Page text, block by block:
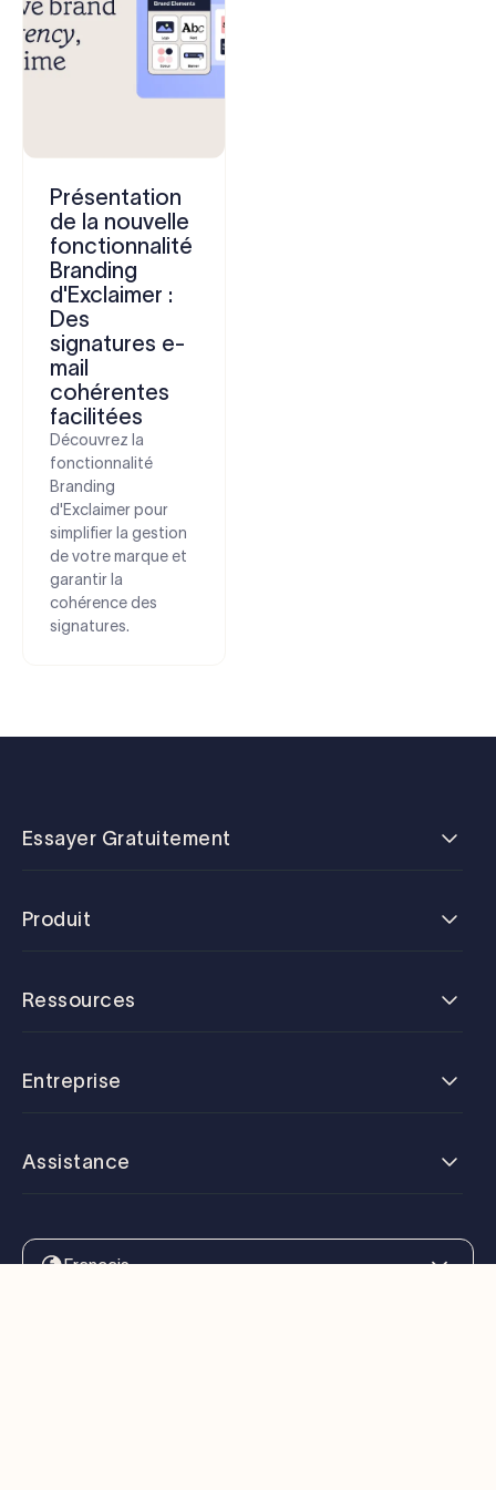
Présentation
de la nouvelle
fonctionnalité
Branding
d'Exclaimer :
Des
signatures e-
mail
cohérentes
facilitées
Découvrez la
fonctionnalité
Branding
d'Exclaimer pour
simplifier la gestion
de votre marque et
garantir la
cohérence des
signatures.
Essayer Gratuitement
Produit
Ressources
Entreprise
Assistance
Français